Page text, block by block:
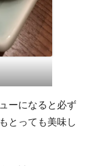
ーになると必ず
とっても美味し